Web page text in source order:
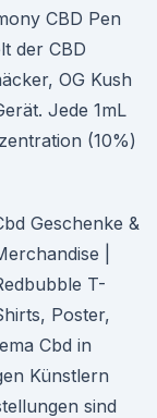
CBD Pen
der CBD
OG Kush
Jede 1mL
(10%)
Geschenke &
|
T-
Poster,
Cbd in
Künstlern
sind